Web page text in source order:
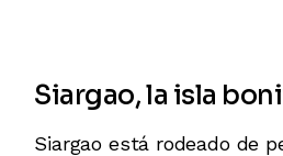
Siargao, la isla
Siargao está rodeado de